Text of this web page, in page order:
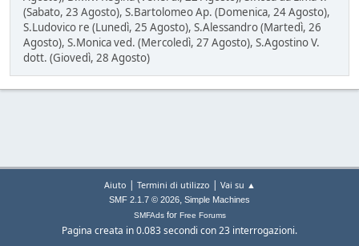
(Sabato, 23 Agosto), S.Bartolomeo Ap. (Domenica, 24 Agosto),
S.Ludovico re (Lunedì, 25 Agosto), S.Alessandro (Martedì, 26
Agosto), S.Monica ved. (Mercoledì, 27 Agosto), S.Agostino V.
dott. (Giovedì, 28 Agosto)
Aiuto | Termini di utilizzo | Vai su ▲
SMF 2.1.7 © 2026, Simple Machines
SMFAdsfor Free Forums
Pagina creata in 0.083 secondi con 23 interrogazioni.